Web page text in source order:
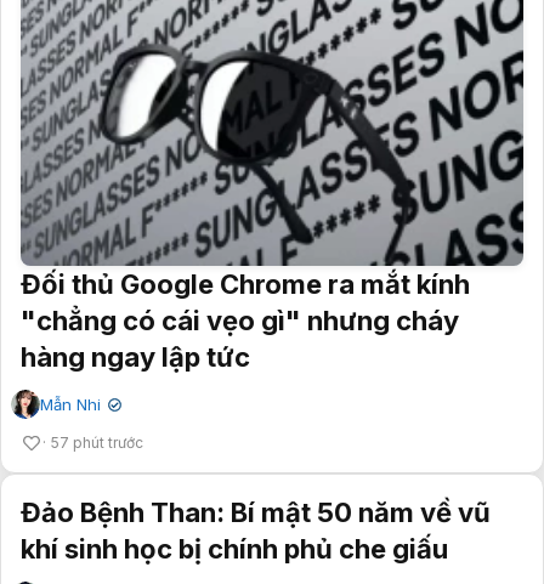
Đối thủ Google Chrome ra mắt kính
"chẳng có cái vẹo gì" nhưng cháy
hàng ngay lập tức
Mẫn Nhi ✔
57 phút trước
Đảo Bệnh Than: Bí mật 50 năm về vũ
khí sinh học bị chính phủ che giấu